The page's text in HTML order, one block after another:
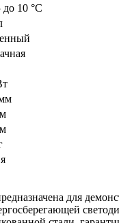
до 10 °C
для